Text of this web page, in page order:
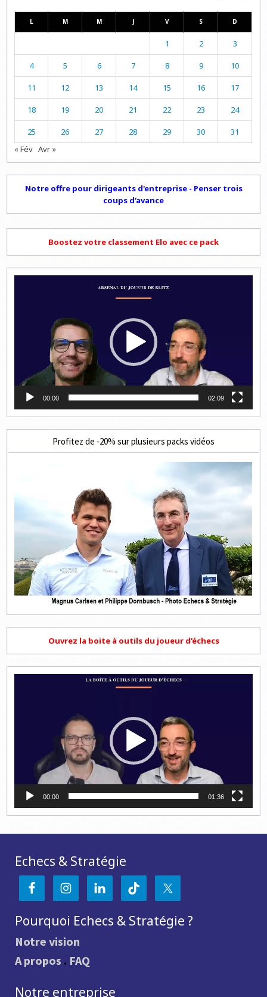
L M M J V S D
1 2 3
4 5 6 7 8 9 10
11 12 13 14 15 16 17
18 19 20 21 22 23 24
25 26 27 28 29 30
31
« Fév Avr »
Notre offre pour dirigeants d'entreprise - Penser trois
coups d'avance
Boostez votre classement Elo avec ce pack
00:00 02:09
Profitez de -20% sur plusieurs packs vidéos
Ouvrez la boite à outils du joueur d'échecs
00:00 01:36
Echecs & Stratégie
Pourquoi Echecs & Stratégie ?
Notre vision
A propos . FAQ
Notre entreprise